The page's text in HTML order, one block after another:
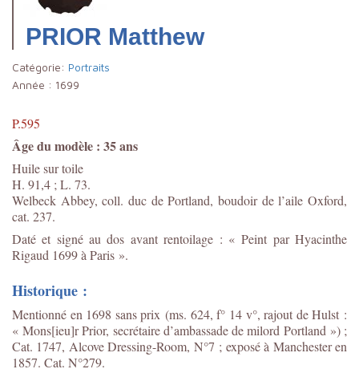
PRIOR Matthew
Catégorie: Portraits
Année : 1699
P.595
Âge du modèle : 35 ans
Huile sur toile
H. 91,4 ; L. 73.
Welbeck Abbey, coll. duc de Portland, boudoir de l’aile Oxford,
cat. 237.
Daté et signé au dos avant rentoilage : « Peint par Hyacinthe
Rigaud 1699 à Paris ».
Historique :
Mentionné en 1698 sans prix (ms. 624, f° 14 v°, rajout de Hulst :
« Mons[ieu]r Prior, secrétaire d’ambassade de milord Portland ») ;
Cat. 1747, Alcove Dressing-Room, N°7 ; exposé à Manchester en
1857. Cat. N°279.